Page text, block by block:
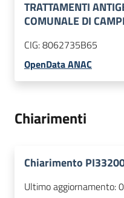
TRATTAMENTI
COMUNALE DI
CIG:8062735B65
OpenData ANAC
Chiarimenti
Chiarimento
Ultimo aggiornamento: